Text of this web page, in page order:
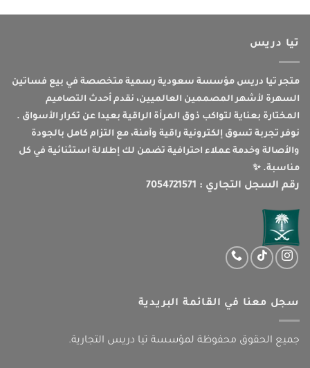
تيا دريس
متجر تيا دريس مؤسسة سعودية رسمية متخصصة في بيع فساتين
السهرة لأشهر المصممين العالميين، نقدم أحدث التصاميم
المختارة بعناية لتواكب ذوق المرأة الراقية بعيدا عن تكرار الأسواق .
نوفر تجربة تسوق إلكترونية راقية وآمنة، مع التزام كامل بالجودة
والأصالة وخدمة عملاء احترافية تضمن لك إطلالة استثنائية في كل
مناسبة. ✨
رقم السجل التجاري : 7054721571
سجل معنا في القائمة البريدية
جميع الحقوق محفوظة لمؤسسة تيا دريس التجارية.